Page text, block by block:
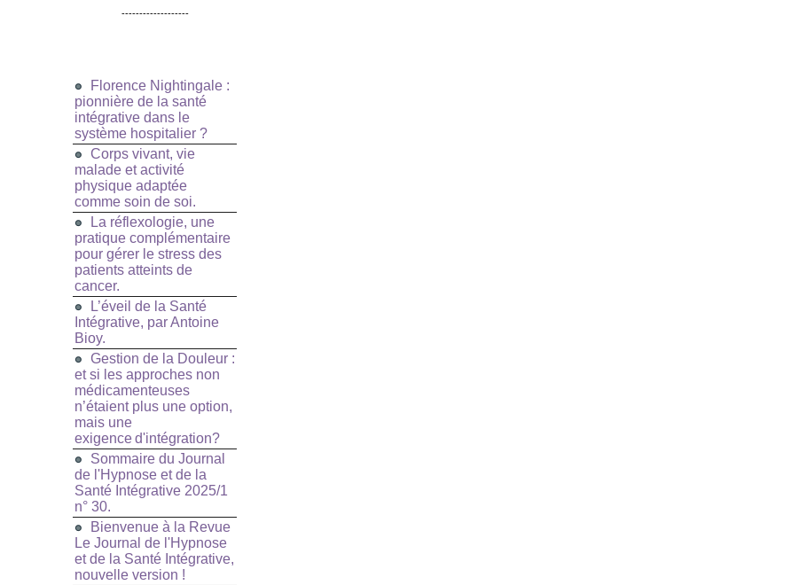
-------------------
Florence Nightingale :
pionnière de la santé
intégrative dans le
système hospitalier ?
Corps vivant, vie
malade et activité
physique adaptée
comme soin de soi.
La réflexologie, une
pratique complémentaire
pour gérer le stress des
patients atteints de
cancer.
L’éveil de la Santé
Intégrative, par Antoine
Bioy.
Gestion de la Douleur :
et si les approches non
médicamenteuses
n’étaient plus une option,
mais une
exigence d'intégration?
Sommaire du Journal
de l'Hypnose et de la
Santé Intégrative 2025/1
n° 30.
Bienvenue à la Revue
Le Journal de l'Hypnose
et de la Santé Intégrative,
nouvelle version !